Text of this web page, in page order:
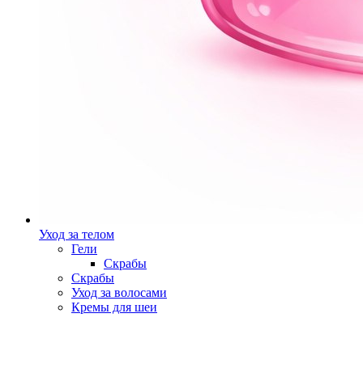
Уход за телом
Гели
Скрабы
Скрабы
Уход за волосами
Кремы для шеи